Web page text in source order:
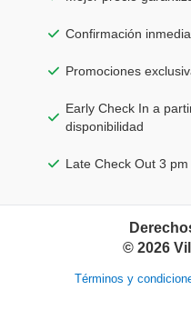
Confirmación
Promociones
Early Check In a
disponibilidad
Late Check Out 3
© 2026
Términos y